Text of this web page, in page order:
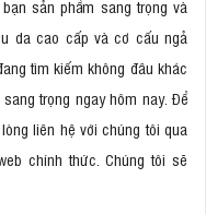
sản phẩm sang trọng và
da cao cấp và cơ cấu ngả
tìm kiếm không đâu khác
trọng ngay hôm nay. Để
liên hệ với chúng tôi qua
chính thức. Chúng tôi sẽ